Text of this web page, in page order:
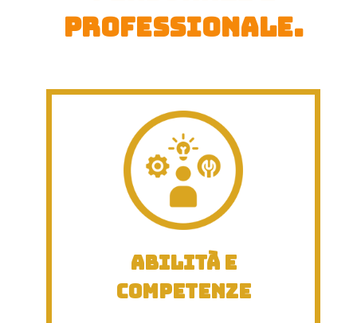
professionale.
Abilità e
Competenze